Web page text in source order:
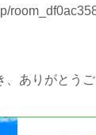
ありがとうご